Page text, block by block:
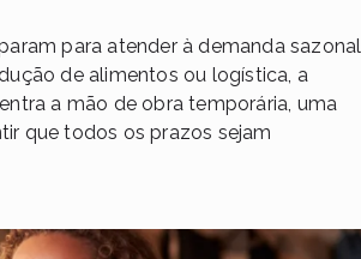
para atender à demanda sazonal
de alimentos ou logística, a
a mão de obra temporária, uma
que todos os prazos sejam